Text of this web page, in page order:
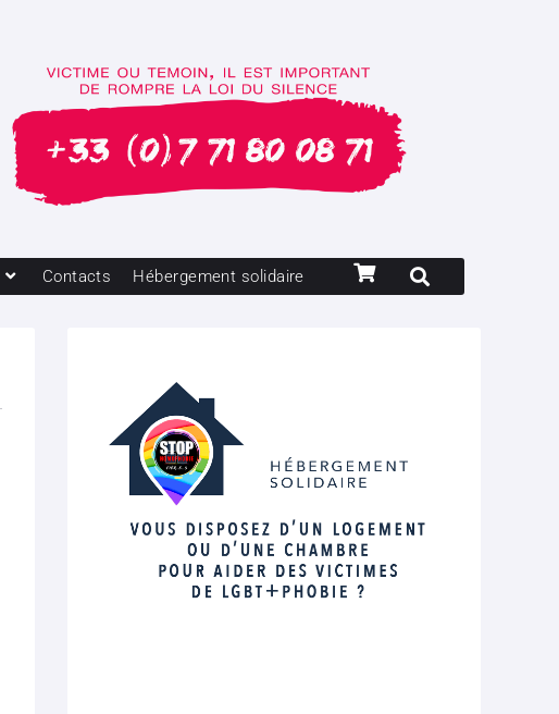
Contacts Hébergement solidaire